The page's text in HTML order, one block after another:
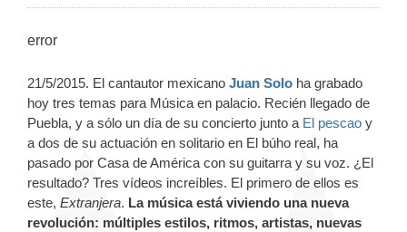
error
21/5/2015. El cantautor mexicano Juan Solo ha grabado
hoy tres temas para Música en palacio. Recién llegado de
Puebla, y a sólo un día de su concierto junto a El pescao y
a dos de su actuación en solitario en El búho real, ha
pasado por Casa de América con su guitarra y su voz. ¿El
resultado? Tres vídeos increíbles. El primero de ellos es
este, Extranjera. La música está viviendo una nueva
revolución: múltiples estilos, ritmos, artistas, nuevas